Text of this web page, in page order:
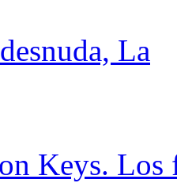
La
Keys. Los